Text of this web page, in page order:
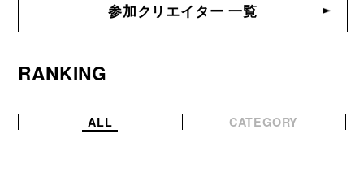
参加クリエイター 一覧
RANKING
ALL CATEGORY